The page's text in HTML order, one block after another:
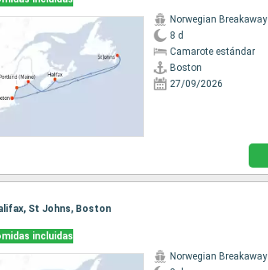
Norwegian Breakaway
8 d
Camarote estándar
Boston
27/09/2026
St Johns, Boston
incluidas
Norwegian Breakaway